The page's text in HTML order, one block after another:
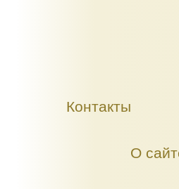
Контакты
О